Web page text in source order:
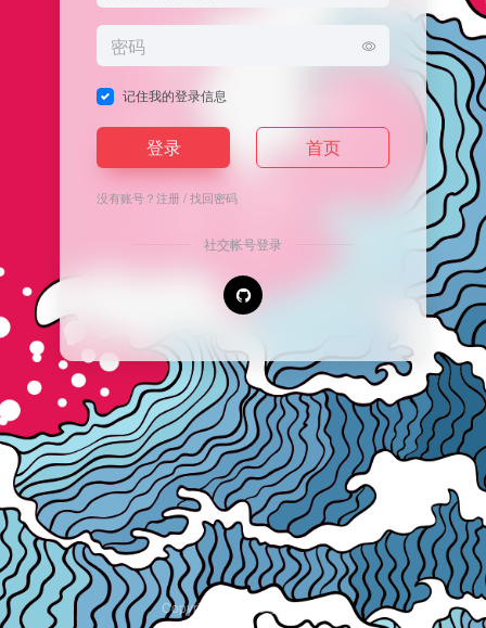
记住我的登录信息
登录 首页
没有账号？注册/找回密码
社交帐号登录
Copyright © 2026安逸导航